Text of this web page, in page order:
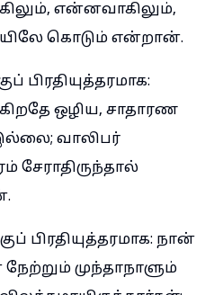
என்னவாகிலும்,
கொடும் என்றான்.
பிரதியுத்தரமாக:
ஒழிய, சாதாரண
வாலிபர்
சேராதிருந்தால்
பிரதியுத்தரமாக: நான்
நேற்றும் முந்தாநாளும்